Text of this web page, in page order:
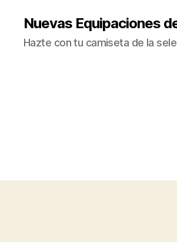
Nuevas Equipaciones
Hazte con tu camiseta de la